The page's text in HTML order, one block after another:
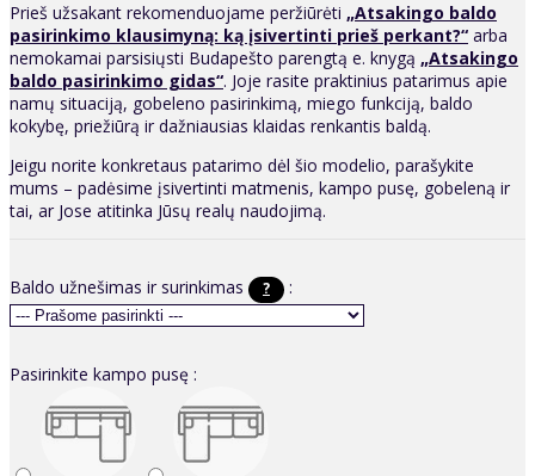
Prieš užsakant rekomenduojame peržiūrėti „Atsakingo baldo
pasirinkimo klausimyną: ką įsivertinti prieš perkant?“ arba
nemokamai parsisiųsti Budapešto parengtą e. knygą „Atsakingo
baldo pasirinkimo gidas“. Joje rasite praktinius patarimus apie
namų situaciją, gobeleno pasirinkimą, miego funkciją, baldo
kokybę, priežiūrą ir dažniausias klaidas renkantis baldą.
Jeigu norite konkretaus patarimo dėl šio modelio, parašykite
mums – padėsime įsivertinti matmenis, kampo pusę, gobeleną ir
tai, ar Jose atitinka Jūsų realų naudojimą.
Baldo užnešimas ir surinkimas ? :
Pasirinkite kampo pusę :